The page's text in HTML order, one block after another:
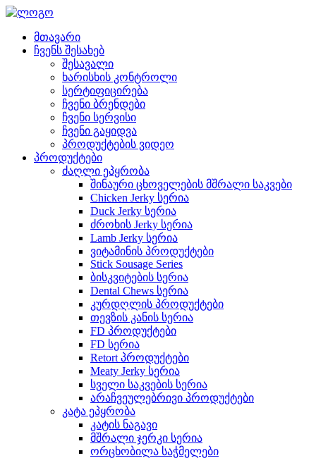
მთავარი
ჩვენს შესახებ
შესავალი
ხარისხის კონტროლი
სერტიფიცირება
ჩვენი ბრენდები
ჩვენი სერვისი
ჩვენი გაყიდვა
პროდუქტების ვიდეო
პროდუქტები
ძაღლი ეპყრობა
შინაური ცხოველების მშრალი საკვები
Chicken Jerky სერია
Duck Jerky სერია
ძროხის Jerky სერია
Lamb Jerky სერია
ვიტამინის პროდუქტები
Stick Sousage Series
ბისკვიტების სერია
Dental Chews სერია
კურდღლის პროდუქტები
თევზის კანის სერია
FD პროდუქტები
FD სერია
Retort პროდუქტები
Meaty Jerky სერია
სველი საკვების სერია
არაჩვეულებრივი პროდუქტები
კატა ეპყრობა
კატის ნაგავი
მშრალი ჯერკი სერია
ორცხობილა საჭმელები